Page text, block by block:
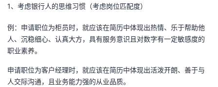
播
活
动
的
关
我
的
我
1、考虑银行人的思维习惯（考虑岗位匹配度）
例：申请职位为柜员时，就应该在简历中体现出热情、乐于帮助他
人、沉稳细心、认真大方，具有服务意识且对数字有一定敏感度的
职业素养。
申请职位为客户经理时，就应该在简历中体现出活泼开朗、善于与
人交际沟通，且业务能力强的从业品质。